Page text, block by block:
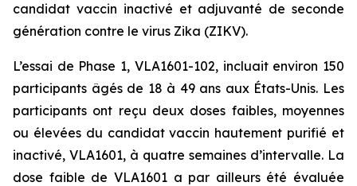
candidat vaccin inactivé et adjuvanté de seconde
génération contre le virus Zika (ZIKV).
L’essai de Phase 1, VLA1601-102, incluait environ 150
participants âgés de 18 à 49 ans aux États-Unis. Les
participants ont reçu deux doses faibles, moyennes
ou élevées du candidat vaccin hautement purifié et
inactivé, VLA1601, à quatre semaines d’intervalle. La
dose faible de VLA1601 a par ailleurs été évaluée